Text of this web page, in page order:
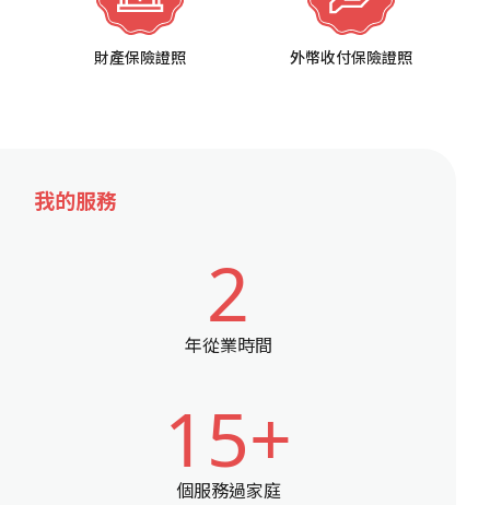
財產保險證照 外幣收付保險證照
我的服務
2
年從業時間
15+
個服務過家庭